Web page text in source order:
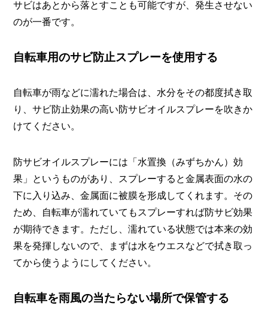
サビはあとから落とすことも可能ですが、発生させない
のが一番です。
自転車用のサビ防止スプレーを使用する
自転車が雨などに濡れた場合は、水分をその都度拭き取
り、サビ防止効果の高い防サビオイルスプレーを吹きか
けてください。
防サビオイルスプレーには「水置換（みずちかん）効
果」というものがあり、スプレーすると金属表面の水の
下に入り込み、金属面に被膜を形成してくれます。その
ため、自転車が濡れていてもスプレーすれば防サビ効果
が期待できます。ただし、濡れている状態では本来の効
果を発揮しないので、まずは水をウエスなどで拭き取っ
てから使うようにしてください。
自転車を雨風の当たらない場所で保管する